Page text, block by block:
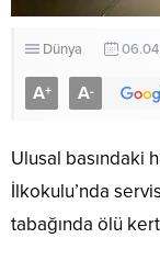
Dünya
A+ A-
Ulusal basındaki
İlkokulu’nda
tabağında ölü